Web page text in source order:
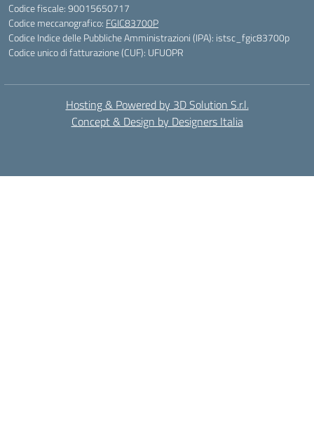
Codice fiscale: 90015650717
Codice meccanografico: FGIC83700P
Codice Indice delle Pubbliche Amministrazioni (IPA): istsc_fgic83700p
Codice unico di fatturazione (CUF): UFUOPR
Hosting & Powered by 3D Solution S.r.l.
Concept & Design by Designers Italia